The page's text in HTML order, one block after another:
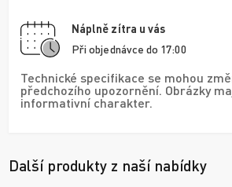
Náplně zítra u vás
Při objednávce do 17:00
Technické specifikace se mohou
předchozího upozornění. Obrázky
informativní charakter.
Další produkty z naší nabídky